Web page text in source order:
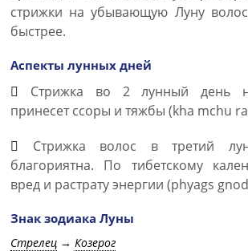
стрижки на убывающую Луну
быстрее.
Аспекты лунных дней
Стрижка во 2 лунный день
принесет ссоры и тяжбы (kha mchu
Стрижка волос в третий
благориятна. По тибетскому
вред и растрату энергии (phyags
Знак зодиака Луны
Стрелец → Козерог